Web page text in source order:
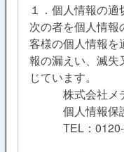
１．個人情報の
次の者を個人情
客様の個人情報を
報の漏えい、滅失
じています。
株式会社メデ
個人情報保護
TEL：0120-